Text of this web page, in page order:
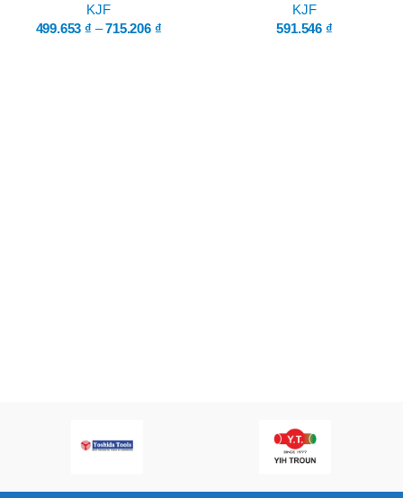
KJF
499.653 ₫ – 715.206 ₫
mặt bích
KJF
591.546 ₫